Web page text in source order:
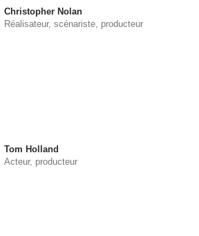
Christopher Nolan
Réalisateur, scénariste, producteur
Tom Holland
Acteur, producteur